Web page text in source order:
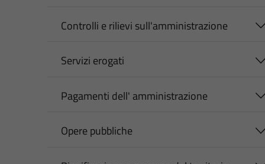
Controlli e rilievi sull'amministrazione
Servizi erogati
Pagamenti dell' amministrazione
Opere pubbliche